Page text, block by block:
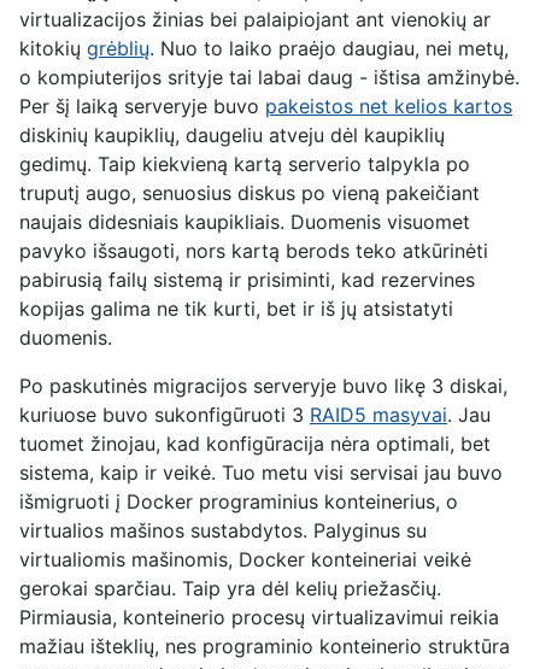
virtualizacijos žinias bei palaipiojant ant vienokių ar
kitokių grėblių. Nuo to laiko praėjo daugiau, nei metų,
o kompiuterijos srityje tai labai daug - ištisa amžinybė.
Per šį laiką serveryje buvo pakeistos net kelios kartos
diskinių kaupiklių, daugeliu atveju dėl kaupiklių
gedimų. Taip kiekvieną kartą serverio talpykla po
truputį augo, senuosius diskus po vieną pakeičiant
naujais didesniais kaupikliais. Duomenis visuomet
pavyko išsaugoti, nors kartą berods teko atkūrinėti
pabirusią failų sistemą ir prisiminti, kad rezervines
kopijas galima ne tik kurti, bet ir iš jų atsistatyti
duomenis.
Po paskutinės migracijos serveryje buvo likę 3 diskai,
kuriuose buvo sukonfigūruoti 3 RAID5 masyvai. Jau
tuomet žinojau, kad konfigūracija nėra optimali, bet
sistema, kaip ir veikė. Tuo metu visi servisai jau buvo
išmigruoti į Docker programinius konteinerius, o
virtualios mašinos sustabdytos. Palyginus su
virtualiomis mašinomis, Docker konteineriai veikė
gerokai sparčiau. Taip yra dėl kelių priežasčių.
Pirmiausia, konteinerio procesų virtualizavimui reikia
mažiau išteklių, nes programinio konteinerio struktūra